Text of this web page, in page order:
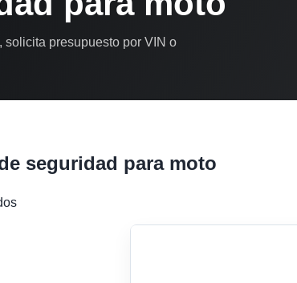
solicita presupuesto por VIN o
seguridad para moto